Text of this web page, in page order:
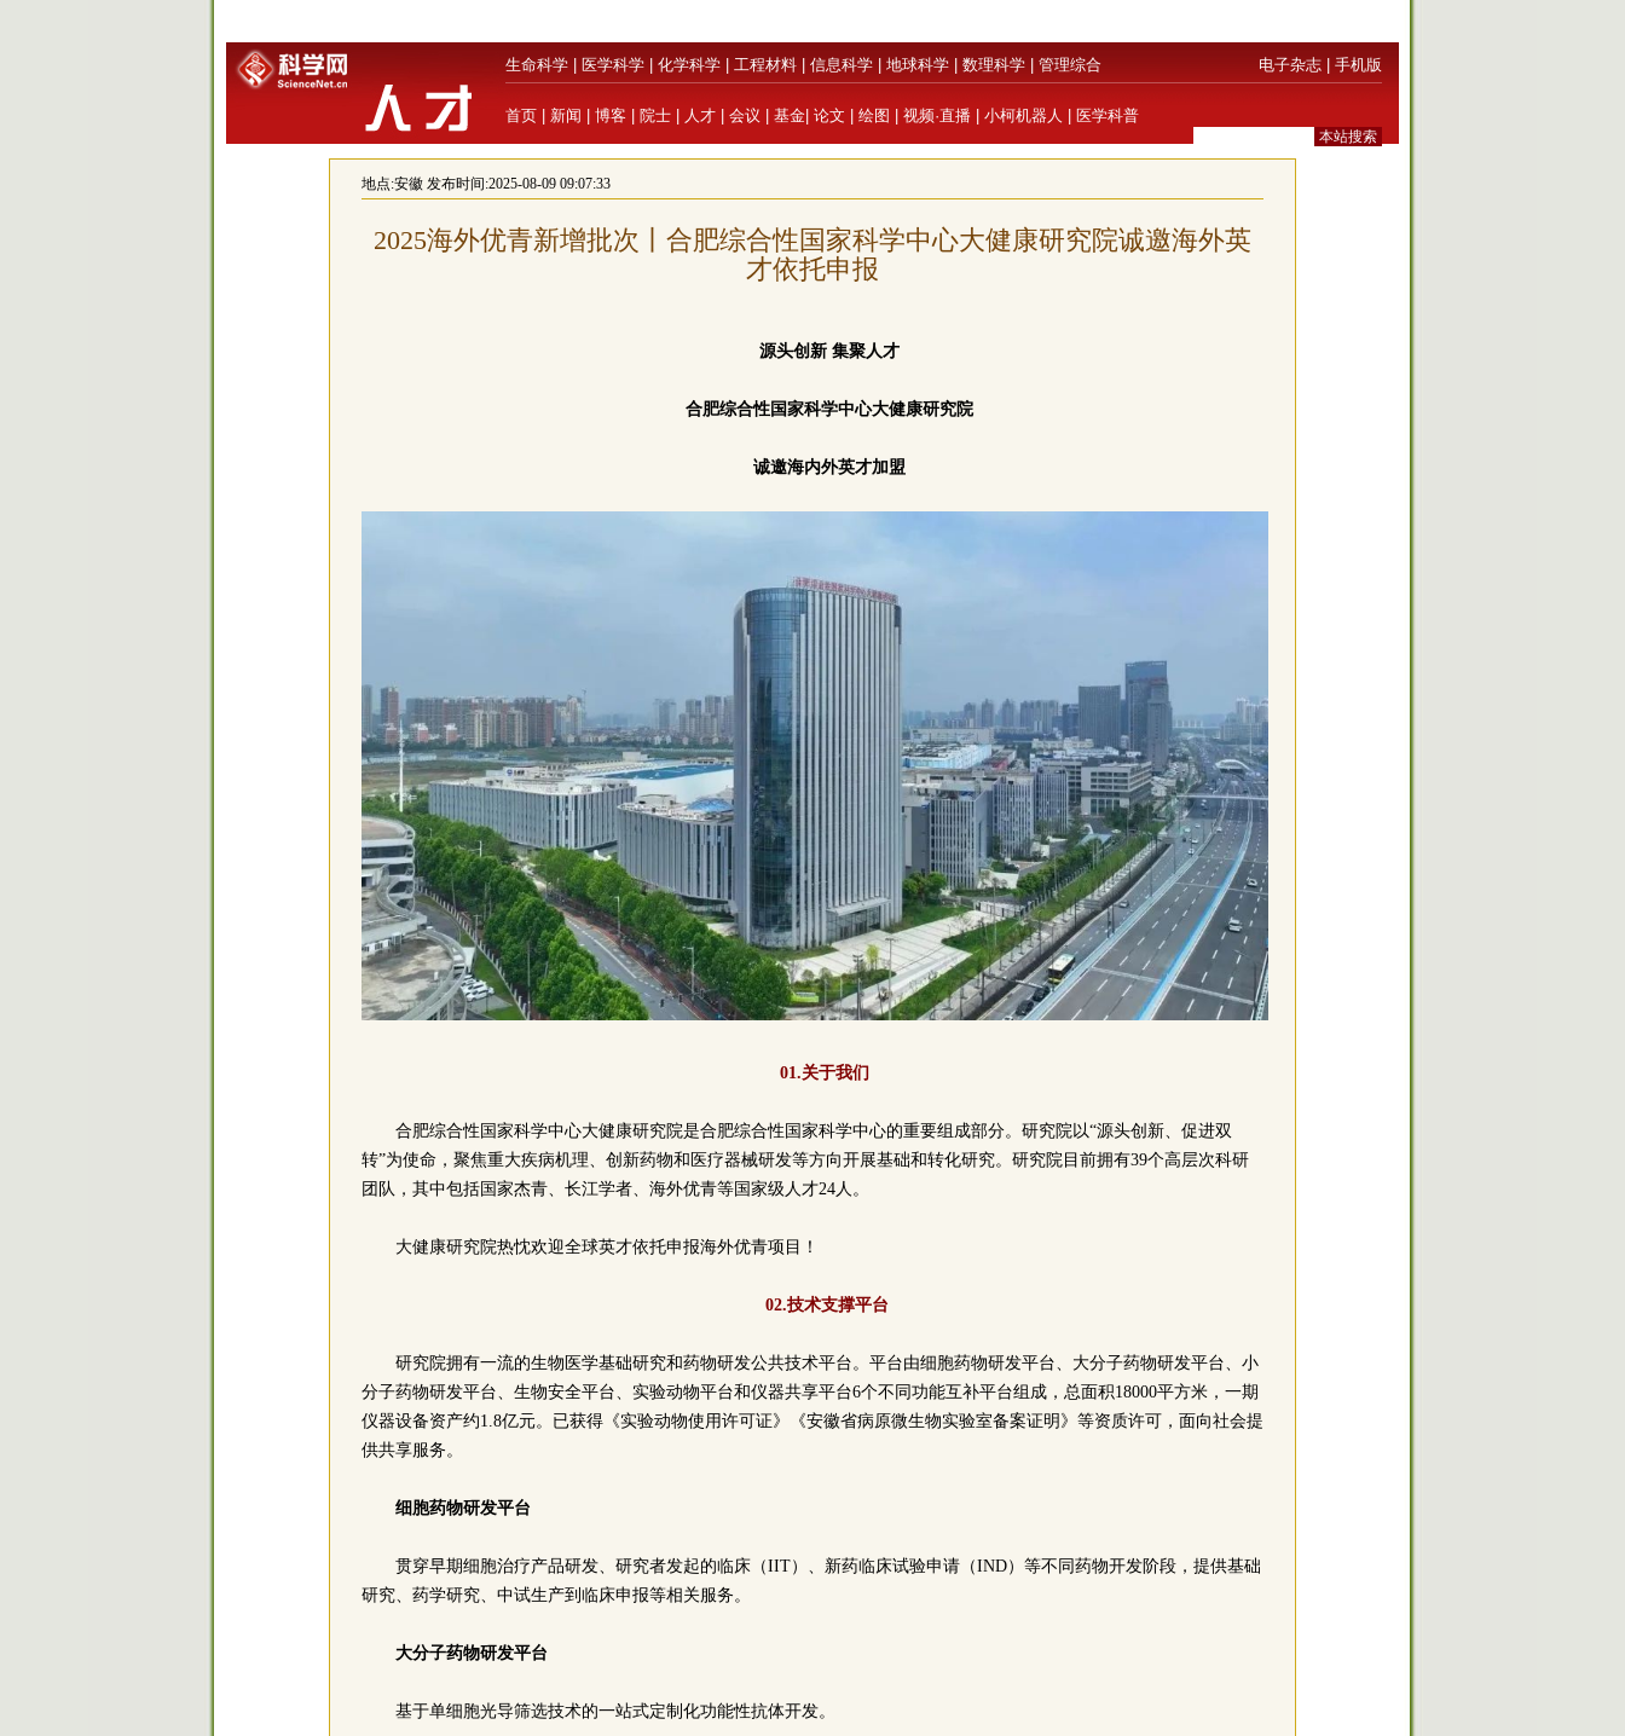
生命科学 医学科学 化学科学 工程材料 信息科学 地球科学 数理科学 管理综合 电子杂志 手机版
首页 新闻 博客 院士 人才 会议 基金 论文 绘图 视频·直播 小柯机器人 医学科普
地点:安徽发布时间:2025-08-09 09:07:33
2025海外优青新增批次丨合肥综合性国家科学中心大健康研究院诚邀海外英
才依托申报
源头创新 集聚人才
合肥综合性国家科学中心大健康研究院
诚邀海内外英才加盟
01.关于我们
合肥综合性国家科学中心大健康研究院是合肥综合性国家科学中心的重要组成部分。研究院以“源头创新、促进双
转”为使命，聚焦重大疾病机理、创新药物和医疗器械研发等方向开展基础和转化研究。研究院目前拥有39个高层次科研
团队，其中包括国家杰青、长江学者、海外优青等国家级人才24人。
大健康研究院热忱欢迎全球英才依托申报海外优青项目！
02.技术支撑平台
研究院拥有一流的生物医学基础研究和药物研发公共技术平台。平台由细胞药物研发平台、大分子药物研发平台、小
分子药物研发平台、生物安全平台、实验动物平台和仪器共享平台6个不同功能互补平台组成，总面积18000平方米，一期
仪器设备资产约1.8亿元。已获得《实验动物使用许可证》《安徽省病原微生物实验室备案证明》等资质许可，面向社会提
供共享服务。
细胞药物研发平台
贯穿早期细胞治疗产品研发、研究者发起的临床（IIT）、新药临床试验申请（IND）等不同药物开发阶段，提供基础
研究、药学研究、中试生产到临床申报等相关服务。
大分子药物研发平台
基于单细胞光导筛选技术的一站式定制化功能性抗体开发。